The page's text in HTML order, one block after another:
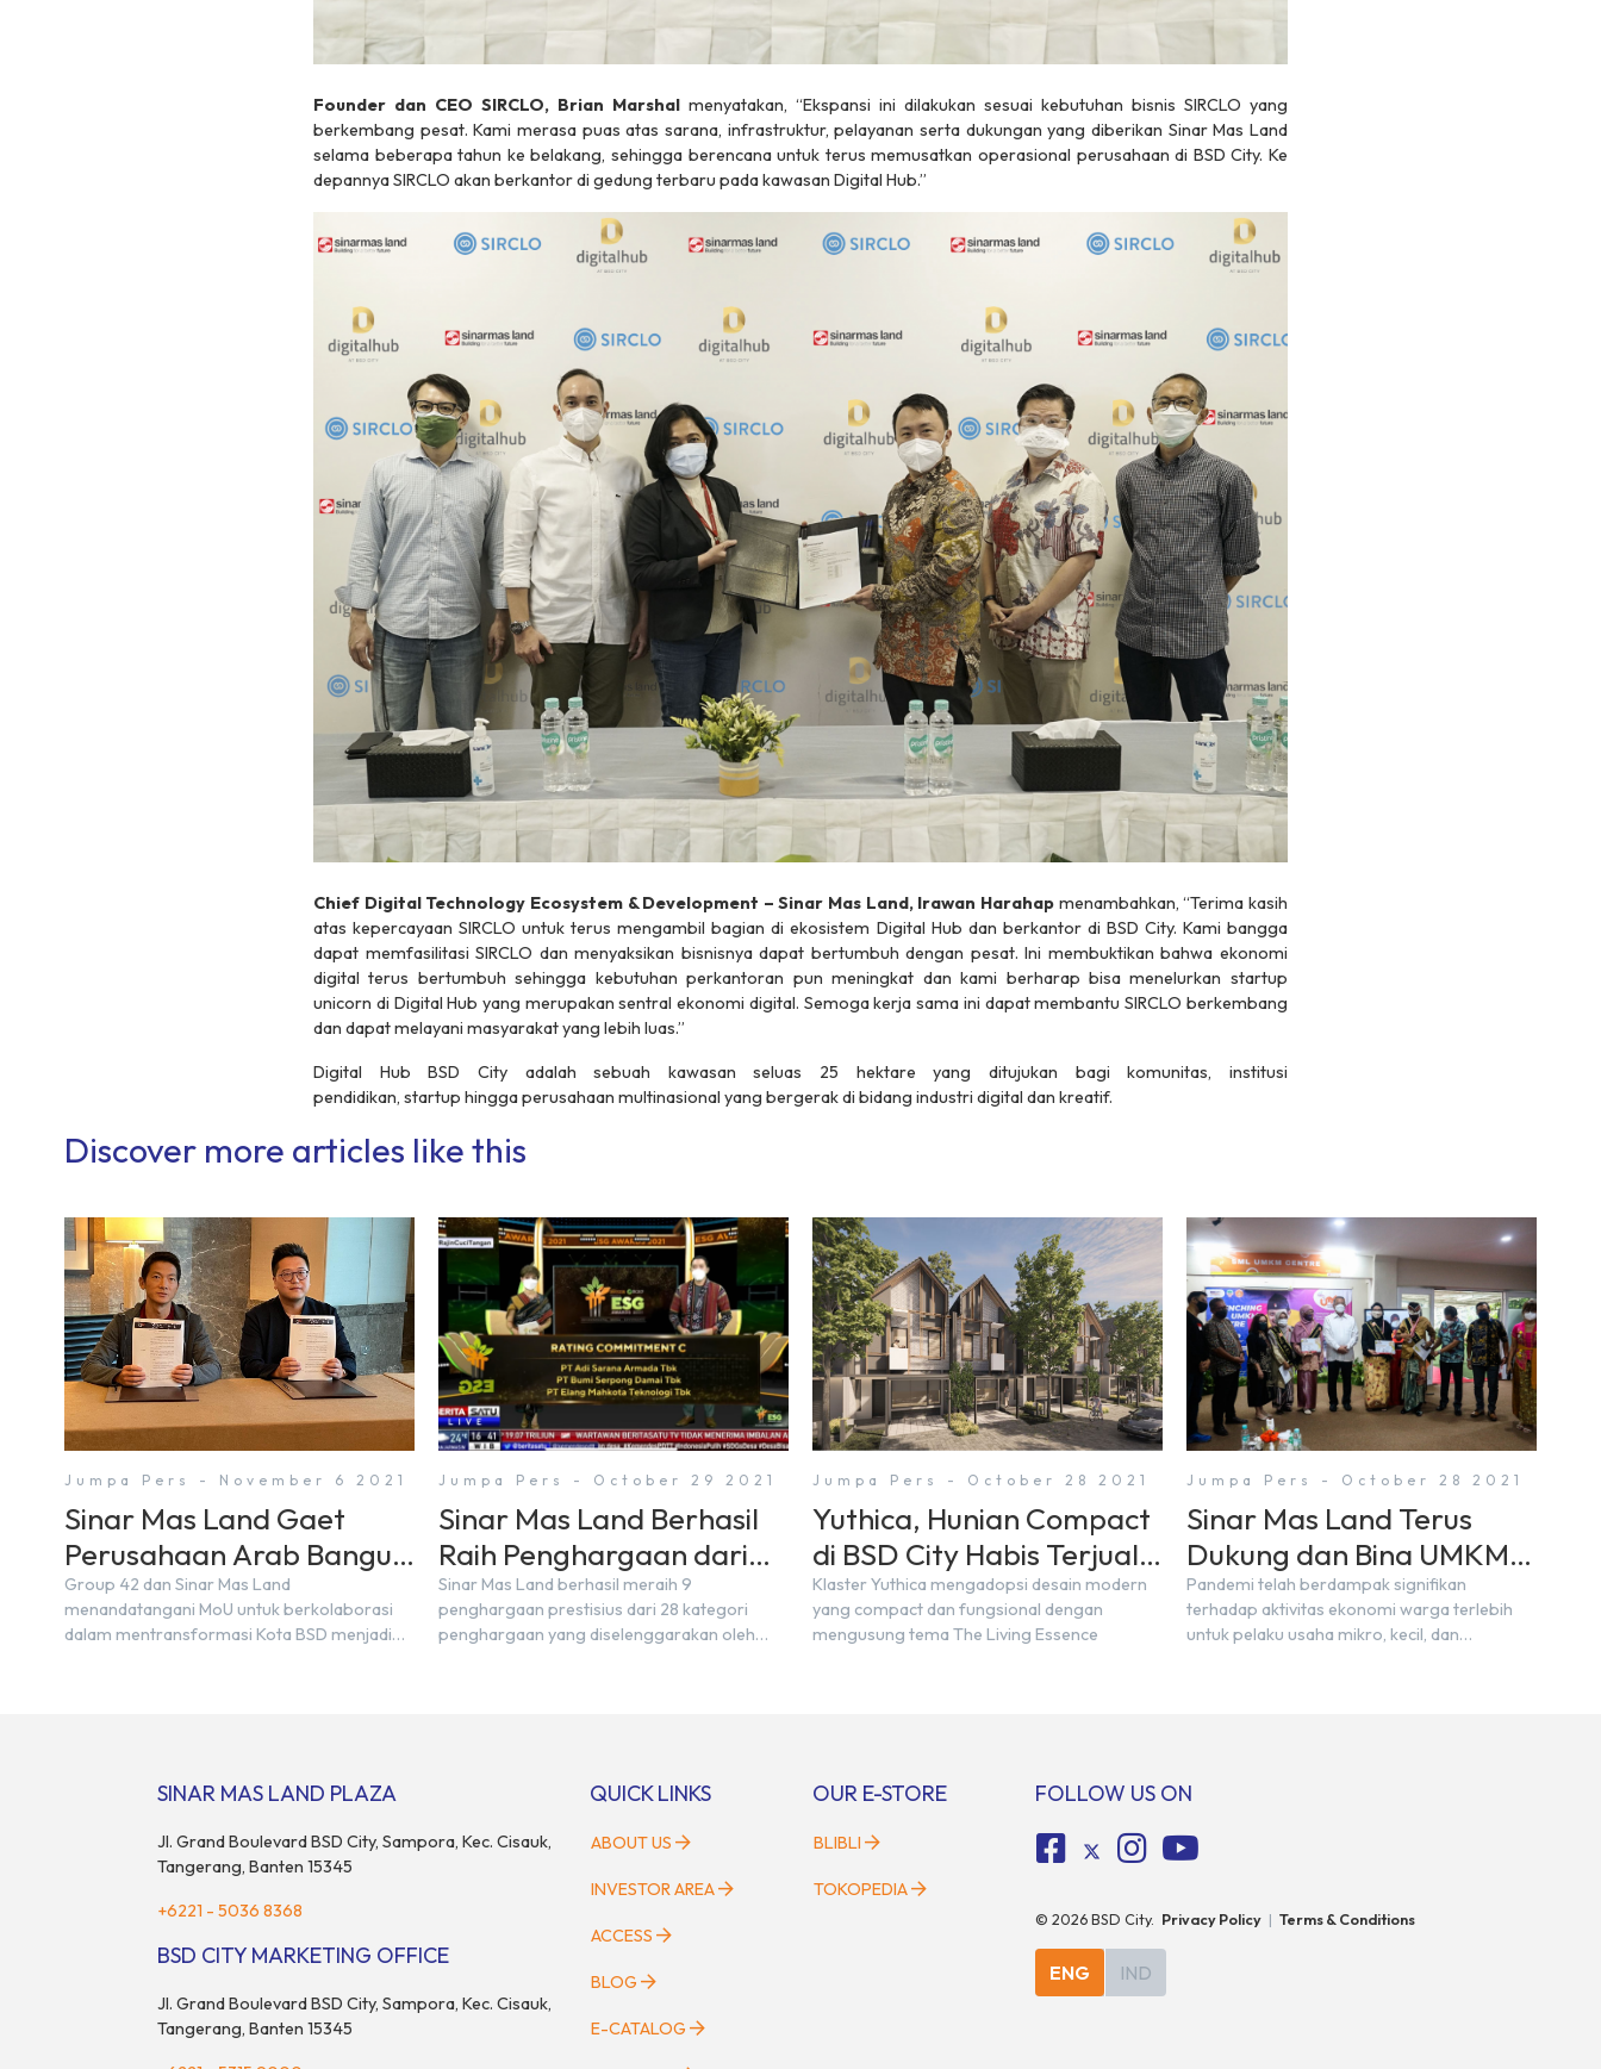
Founder dan CEO SIRCLO, Brian Marshal menyatakan, “Ekspansi ini dilakukan sesuai kebutuhan bisnis SIRCLO yang
berkembang pesat. Kami merasa puas atas sarana, infrastruktur, pelayanan serta dukungan yang diberikan Sinar Mas Land
selama beberapa tahun ke belakang, sehingga berencana untuk terus memusatkan operasional perusahaan di BSD City. Ke
depannya SIRCLO akan berkantor di gedung terbaru pada kawasan Digital Hub.”
Chief Digital Technology Ecosystem & Development – Sinar Mas Land, Irawan Harahap menambahkan, “Terima kasih
atas kepercayaan SIRCLO untuk terus mengambil bagian di ekosistem Digital Hub dan berkantor di BSD City. Kami bangga
dapat memfasilitasi SIRCLO dan menyaksikan bisnisnya dapat bertumbuh dengan pesat. Ini membuktikan bahwa ekonomi
digital terus bertumbuh sehingga kebutuhan perkantoran pun meningkat dan kami berharap bisa menelurkan startup
unicorn di Digital Hub yang merupakan sentral ekonomi digital. Semoga kerja sama ini dapat membantu SIRCLO berkembang
dan dapat melayani masyarakat yang lebih luas.”
Digital Hub BSD City adalah sebuah kawasan seluas 25 hektare yang ditujukan bagi komunitas, institusi
pendidikan,startup hingga perusahaan multinasional yang bergerak di bidang industri digital dan kreatif.
Discover more articles like this
Jumpa Pers - November 6 2021
Sinar Mas Land Gaet
Perusahaan Arab Bangun
Smart City
Group 42 dan Sinar Mas Land
menandatangani MoU untuk berkolaborasi
dalam mentransformasi Kota BSD menjadi
Jumpa Pers - October 29 2021
Sinar Mas Land Berhasil
Raih Penghargaan dari
ESG Disclosure Awards
2021
Sinar Mas Land berhasil meraih 9
penghargaan prestisius dari 28 kategori
penghargaan yang diselenggarakan oleh
Jumpa Pers - October 28 2021
Yuthica, Hunian Compact
di BSD City Habis Terjual
dalam Sehari
Klaster Yuthica mengadopsi desain modern
yang compact dan fungsional dengan
mengusung tema The Living Essence
Jumpa Pers - October 28 2021
Sinar Mas Land Terus
Dukung dan Bina UMKM
Melalui Peluncuran SML
UMKM Centre
Pandemi telah berdampak signifikan
terhadap aktivitas ekonomi warga terlebih
untuk pelaku usaha mikro, kecil, dan
SINAR MAS LAND PLAZA
Jl. Grand Boulevard BSD City, Sampora, Kec. Cisauk,
Tangerang, Banten 15345
+6221 - 5036 8368
BSD CITY MARKETING OFFICE
Jl. Grand Boulevard BSD City, Sampora, Kec. Cisauk,
Tangerang, Banten 15345
QUICK LINKS
ABOUT US
INVESTOR AREA
ACCESS
BLOG
E-CATALOG
OUR E-STORE
BLIBLI
TOKOPEDIA
FOLLOW US ON
© 2026BSD City. Privacy Policy | Terms & Conditions
ENG IND